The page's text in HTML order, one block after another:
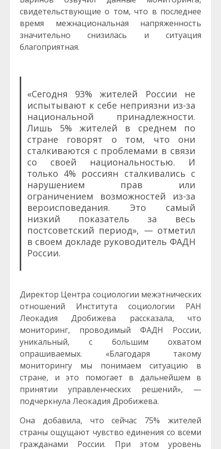
свидетельствующие о том, что в последнее
время межнациональная напряженность
значительно снизилась и ситуация
благоприятная.
«Сегодня 93% жителей России не
испытывают к себе неприязни из-за
национальной принадлежности.
Лишь 5% жителей в среднем по
стране говорят о том, что они
сталкиваются с проблемами в связи
со своей национальностью. И
только 4% россиян сталкивались с
нарушением прав или
ограничением возможностей из-за
вероисповедания. Это самый
низкий показатель за весь
постсоветский период», — отметил
в своем докладе руководитель ФАДН
России.
Директор Центра социологии межэтнических
отношений Института социологии РАН
Леокадия Дробижева рассказала, что
мониторинг, проводимый ФАДН России,
уникальный, с большим охватом
опрашиваемых. «Благодаря такому
мониторингу мы понимаем ситуацию в
стране, и это помогает в дальнейшем в
принятии управленческих решений», —
подчеркнула Леокадия Дробижева.
Она добавила, что сейчас 75% жителей
страны ощущают чувство единения со всеми
гражданами России. При этом уровень